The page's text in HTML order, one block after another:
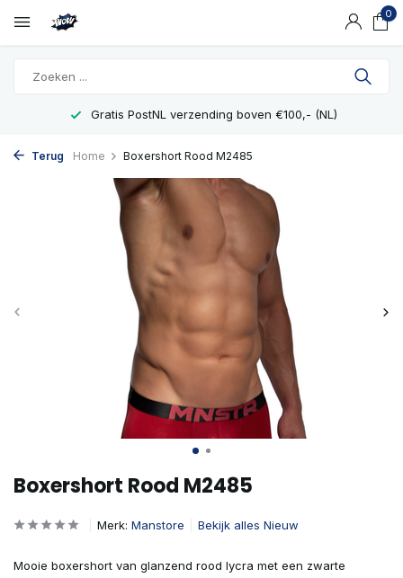
0
Gratis PostNL verzending boven €100,- (NL)
Terug Home Boxershort Rood M2485
Boxershort Rood M2485
Merk: Manstore Bekijk alles Nieuw
Mooie boxershort van glanzend rood lycra met een zwarte